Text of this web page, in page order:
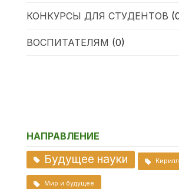
КОНКУРСЫ ДЛЯ СТУДЕНТОВ
ВОСПИТАТЕЛЯМ (0)
НАПРАВЛЕНИЕ
Будущее науки
Мир и будущее